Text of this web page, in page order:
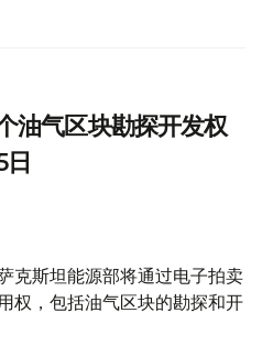
油气区块勘探开发权
克斯坦能源部将通过电子拍卖
权，包括油气区块的勘探和开